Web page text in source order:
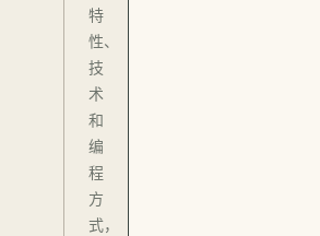
特
性、
技
术
和
编
程
方
式，